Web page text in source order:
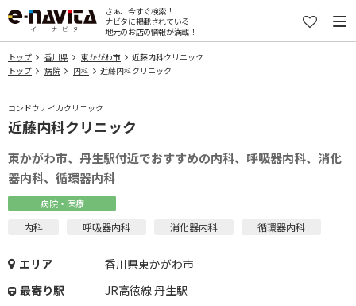
さぁ、今すぐ検索！
ナビタに掲載されている
地元のお店の情報が満載！
トップ 香川県 東かがわ市
近藤内科クリニック
トップ
病院 内科 近藤内科クリニック
コンドウナイカクリニック
近藤内科クリニック
東かがわ市、丹生駅付近でおすすめの内科、呼吸器内科、消化
器内科、循環器内科
病院・医療
内科 呼吸器内科 消化器内科 循環器内科
エリア
香川県東かがわ市
最寄り駅
JR高徳線 丹生駅